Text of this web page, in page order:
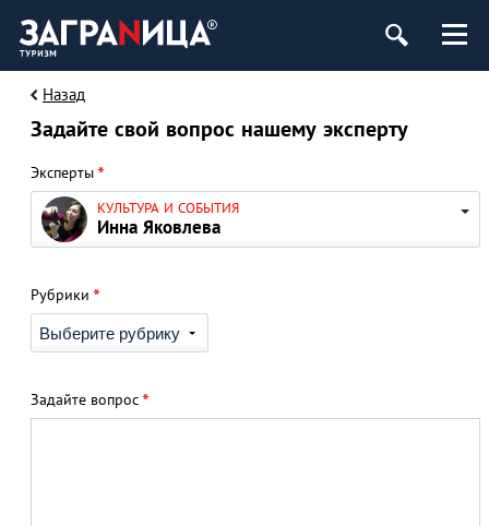
Назад
Задайте свой вопрос нашему эксперту
Эксперты*
КУЛЬТУРА И СОБЫТИЯ
Инна Яковлева
Рубрики *
Задайте вопрос*